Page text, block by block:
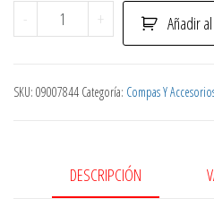
-
Compas
Escolar
550-
+ Añadir
SKU: 09007844 Categoría: Compas Y
DESCRIPCIÓN